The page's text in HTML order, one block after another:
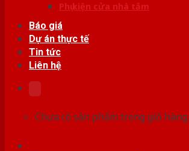
Phụ kiện cửa nhà tắm
Báo giá
Dự án thực tế
Tin tức
Liên hệ
Chưa có sản phẩm trong giỏ hàng.